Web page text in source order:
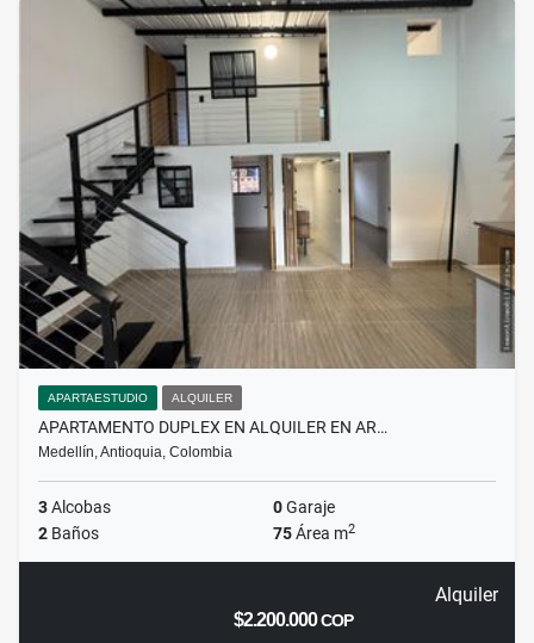
APARTAESTUDIO ALQUILER
APARTAMENTO DUPLEX EN ALQUILER EN AR…
Medellín, Antioquia, Colombia
3Alcobas 0Garaje
2 Baños 75Área m2
Alquiler
$2.200.000COP